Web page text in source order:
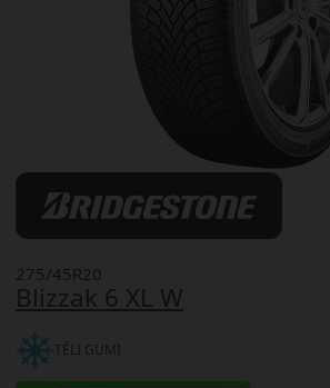
Blizzak 6 XL W
275/45R20
TÉLI GUMI